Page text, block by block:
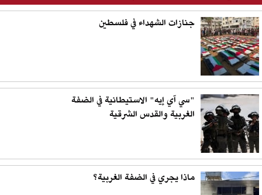
جنازات الشهداء في فلسطين
"سي آي إيه" الاستيطانية في الضفة
الغربية والقدس الشرقية
ماذا يجري في الضفة الغربية؟